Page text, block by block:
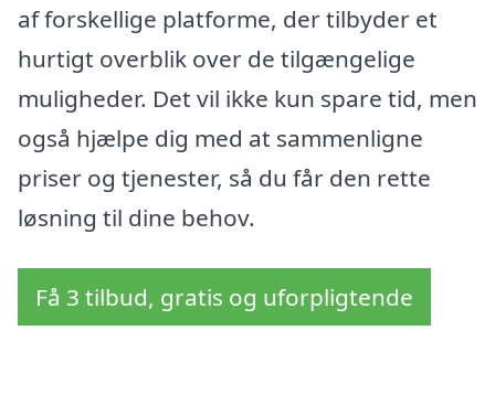
af forskellige platforme, der tilbyder et
hurtigt overblik over de tilgængelige
muligheder. Det vil ikke kun spare tid, men
også hjælpe dig med at sammenligne
priser og tjenester, så du får den rette
løsning til dine behov.
Få 3 tilbud, gratis og uforpligtende